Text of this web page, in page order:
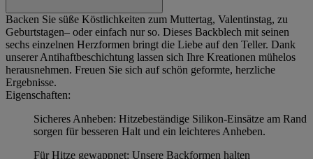
Backen Sie süße Köstlichkeiten zum Muttertag, Valentinstag, zu
Geburtstagen– oder einfach nur so. Dieses Backblech mit seinen
sechs einzelnen Herzformen bringt die Liebe auf den Teller. Dank
unserer Antihaftbeschichtung lassen sich Ihre Kreationen mühelos
herausnehmen. Freuen Sie sich auf schön geformte, herzliche
Ergebnisse.
Eigenschaften:
Sicheres Anheben: Hitzebeständige Silikon-Einsätze am Rand
sorgen für besseren Halt und ein leichteres Anheben.
Für Hitze gewappnet: Unsere Backformen halten